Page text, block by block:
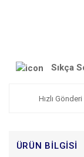
Sıkça
Hızlı Gönderi
ÜRÜN BILGISI